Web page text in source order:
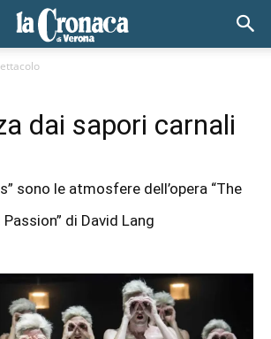
dai sapori carnali
sono le atmosfere dell’opera “The
di David Lang